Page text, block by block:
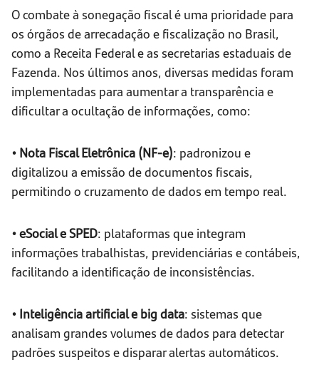
O combate à sonegação fiscal é uma prioridade para
os órgãos de arrecadação e fiscalização no Brasil,
como a Receita Federal e as secretarias estaduais de
Fazenda. Nos últimos anos, diversas medidas foram
implementadas para aumentar a transparência e
dificultar a ocultação de informações, como:
• Nota Fiscal Eletrônica (NF-e): padronizou e
digitalizou a emissão de documentos fiscais,
permitindo o cruzamento de dados em tempo real.
• eSocial e SPED: plataformas que integram
informações trabalhistas, previdenciárias e contábeis,
facilitando a identificação de inconsistências.
• Inteligência artificial e big data: sistemas que
analisam grandes volumes de dados para detectar
padrões suspeitos e disparar alertas automáticos.